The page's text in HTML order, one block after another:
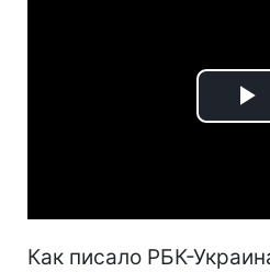
Как писало РБК-